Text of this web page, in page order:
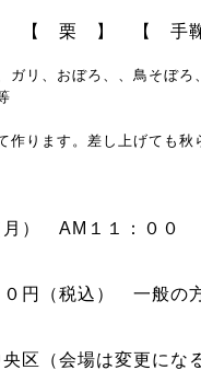
【 栗 】 【 手鞠
ガリ、おぼろ、、鳥そぼろ
作ります。差し上げても秋
月） AM １１：００
円（税込） 一般の
区（会場は変更にな